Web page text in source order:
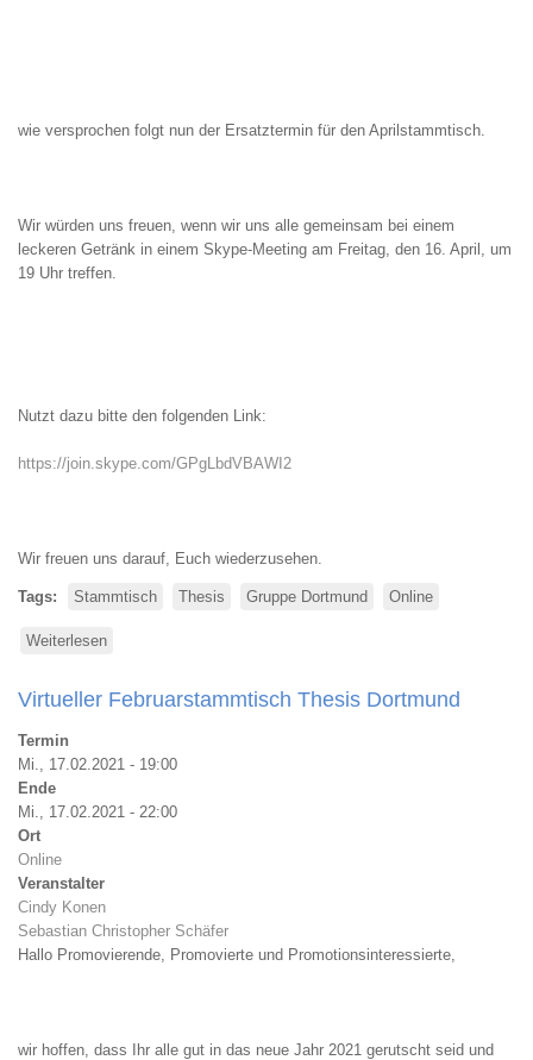
wie versprochen folgt nun der Ersatztermin für den Aprilstammtisch.
Wir würden uns freuen, wenn wir uns alle gemeinsam bei einem
leckeren Getränk in einem Skype-Meeting am Freitag, den 16. April, um
19 Uhr treffen.
Nutzt dazu bitte den folgenden Link:
https://join.skype.com/GPgLbdVBAWI2
Wir freuen uns darauf, Euch wiederzusehen.
Tags Stammtisch Thesis Gruppe Dortmund Online
Weiterlesen
Aprilstammtisch
Thesis
Virtueller Februarstammtisch Thesis Dortmund
Termin
Mi., 17.02.2021 - 19:00
Ende
Mi., 17.02.2021 - 22:00
Ort
Online
Veranstalter
Cindy Konen
Sebastian Christopher Schäfer
Hallo Promovierende, Promovierte und Promotionsinteressierte,
wir hoffen, dass Ihr alle gut in das neue Jahr 2021 gerutscht seid und